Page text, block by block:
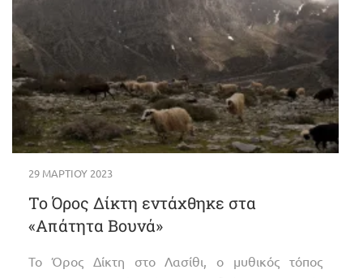
29 ΜΑΡΤΊΟΥ 2023
Το Όρος Δίκτη εντάχθηκε στα
«Απάτητα Βουνά»
Το Όρος Δίκτη στο Λασίθι, ο μυθικός τόπος